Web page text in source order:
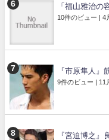
「福山雅治の
10件のビュー | 4
『市原隼人』
9件のビュー | 11
『宮迫博之』